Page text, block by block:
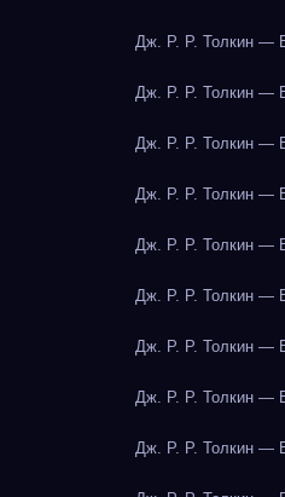
Дж. Р. Р. Толкин —
Дж. Р. Р. Толкин —
Дж. Р. Р. Толкин —
Дж. Р. Р. Толкин —
Дж. Р. Р. Толкин —
Дж. Р. Р. Толкин —
Дж. Р. Р. Толкин —
Дж. Р. Р. Толкин —
Дж. Р. Р. Толкин —